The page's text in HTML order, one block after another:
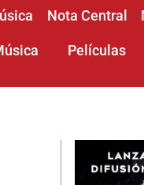
Nota Central
Películas